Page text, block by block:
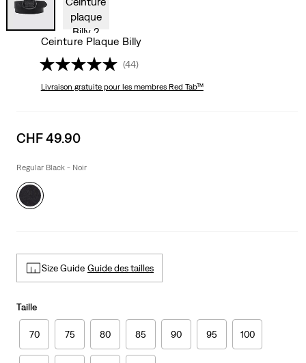
Ceinture Plaque Billy
(44)
Livraison gratuitepour les membres Red Tab™
Sale
is
CHF 49.90
Regular Black - Noir
Size Guide Guide des tailles
Taille
70 75 80 85 90 95 100